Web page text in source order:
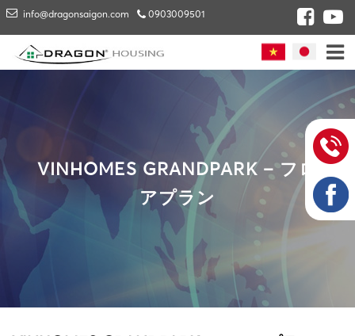
info@dragonsaigon.com 0903009501
VINHOMES GRANDPARK – フロ
アプラン